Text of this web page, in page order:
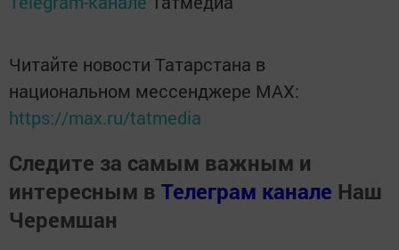
Читайте новости Татарстана в
национальном мессенджере MАХ:
https://max.ru/tatmedia
Следите за самым важным и
интересным в Телеграм канале Наш
Черемшан